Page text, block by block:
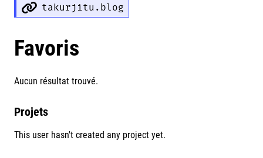
takurjitu.blog
Favoris
Aucun résultat trouvé.
Projets
This user hasn't created any project yet.